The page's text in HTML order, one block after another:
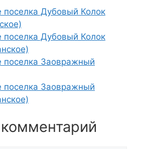
Дубовый Колок
Дубовый Колок
поселка Заовражный
поселка Заовражный